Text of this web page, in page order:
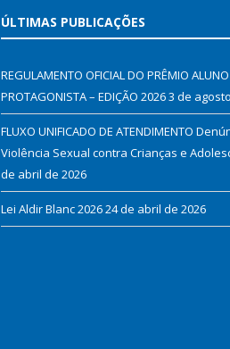
ÚLTIMAS PUBLICAÇÕES
REGULAMENTO OFICIAL DO PRÊMIO ALUNO
PROTAGONISTA – EDIÇÃO 20263 de
FLUXO UNIFICADO DE ATENDIMENTO
Violência Sexual contra Crianças e
de abril de 2026
Lei Aldir Blanc 202624 de abril de 2026